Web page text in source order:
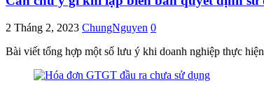
2 Tháng 2, 2023 ChungNguyen 0
Bài viết tổng hợp một số lưu ý khi doanh nghiệp thực